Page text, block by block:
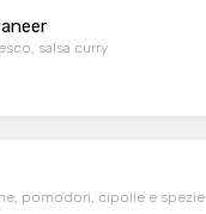
salsa curry
pomodori, cipolle e spezie